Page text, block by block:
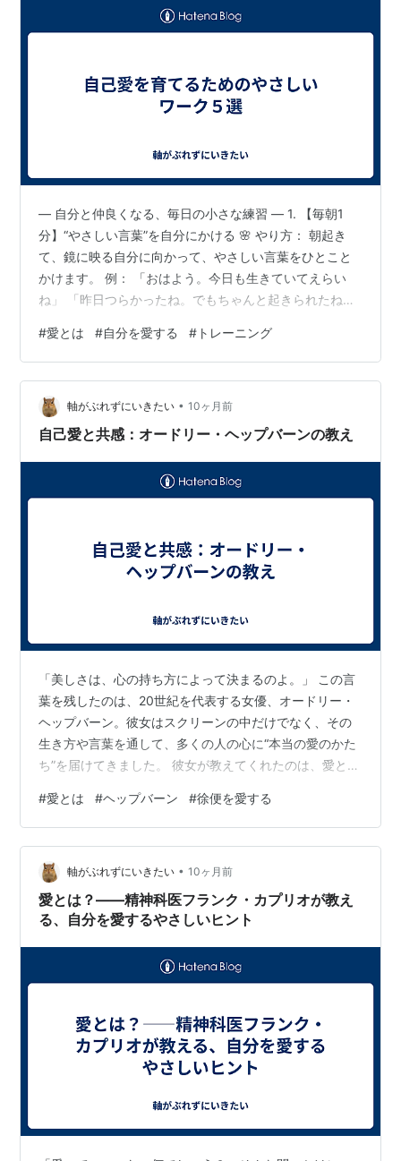
― 自分と仲良くなる、毎日の小さな練習 ― 1. 【毎朝1
分】“やさしい言葉”を自分にかける 🌸 やり方： 朝起き
て、鏡に映る自分に向かって、やさしい言葉をひとこと
かけます。 例： 「おはよう。今日も生きていてえらい
ね」 「昨日つらかったね。でもちゃんと起きられたね」
を“誰かのように”大切に扱うことで、「私にもやさしくし
ていいんだ」と心がほぐれてきます。 2. 【書き出しワー
ク】「わたしの好きなところ10個」 🌸 やり方： ノート
やスマホに、「自分の好きなところ・良いところ・がん
ばっているところ」を10個書き出してみましょう。思い
#愛とは #自分を愛する # トレーニング
軸がぶれずにいきたい • 10ヶ月前
自己愛と共感：オードリー・ヘップバーンの教え
「美しさは、心の持ち方によって決まるのよ。」 この言
葉を残したのは、20世紀を代表する女優、オードリー・
ヘップバーン。彼女はスクリーンの中だけでなく、その
生き方や言葉を通して、多くの人の心に“本当の愛のかた
ち”を届けてきました。 彼女が教えてくれたのは、愛とは
を、そして人をやさしく包む力」**こそが、愛の本質な
のです。 ■ 自分を愛せない人へ――ヘップバーンの言葉
がそっと寄り添う 華やかな女優として知られたオードリ
ーですが、彼女の人生は決して順風満帆ではありません
でした。第二次世界大戦下のオランダでの厳しい幼少
期。家族の離別、食糧難、不安な日々…
#愛とは #ヘップバーン #徐便を愛する
軸がぶれずにいきたい • 10ヶ月前
愛とは？――精神科医フランク・カプリオが教え
る、自分を愛するやさしいヒント